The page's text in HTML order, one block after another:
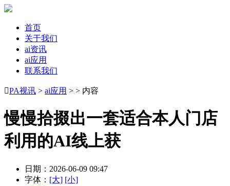
首页
关于我们
ai资讯
ai应用
联系我们
PA视讯 > ai应用 > > 内容
慢慢拾掇出一套适合本人门店
利用的AI线上获
日期：2026-06-09 09:47
字体： [大] [小]